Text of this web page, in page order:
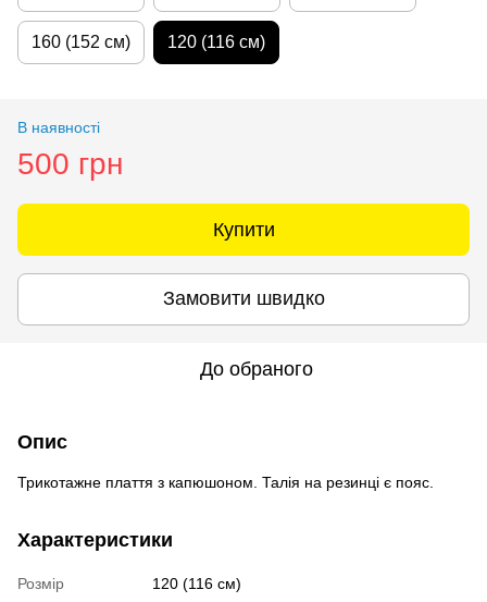
160 (152 см) 120 (116 см)
В наявності
500 грн
Купити
Замовити швидко
До обраного
Опис
Трикотажне плаття з капюшоном. Талія на резинці є пояс.
Характеристики
Розмір
120 (116 см)